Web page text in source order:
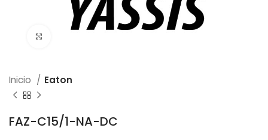
Inicio Eaton
FAZ-C15/1-NA-DC